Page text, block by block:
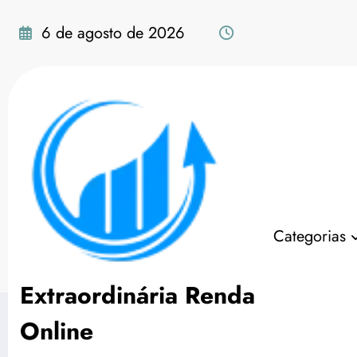
para
6 de agosto de 2026
Extraordinária Renda
Online
Categorias
Educação Financeira
Página inicial Finanças Educação